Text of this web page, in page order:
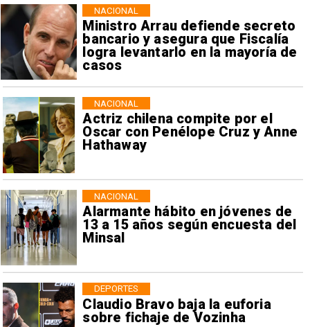
Ministro Arrau defiende secreto
bancario y asegura que Fiscalía
logra levantarlo en la mayoría de
casos
NACIONAL
Actriz chilena compite por el
Oscar con Penélope Cruz y Anne
Hathaway
NACIONAL
Alarmante hábito en jóvenes de
13 a 15 años según encuesta del
Minsal
NACIONAL
Claudio Bravo baja la euforia
sobre fichaje de Vozinha
DEPORTES